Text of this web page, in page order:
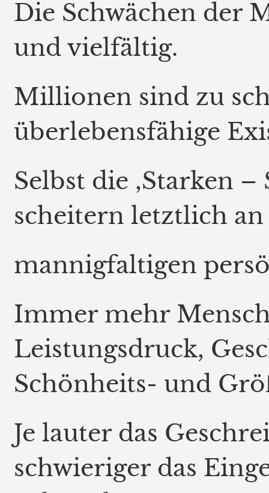
Die Schwächen der
und vielfältig.
Millionen sind zu
überlebensfähige
Selbst die ‚Starken –
scheitern letztlich an
mannigfaltigen
Immer mehr
Leistungsdruck,
Schönheits- und
Je lauter das
schwieriger das